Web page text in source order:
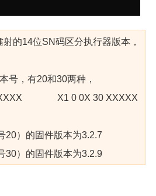
的14位SN码区分执行器版本，
号，有20和30两种，
X1 0 0X 30 XXXXX
20）的固件版本为3.2.7
30）的固件版本为3.2.9